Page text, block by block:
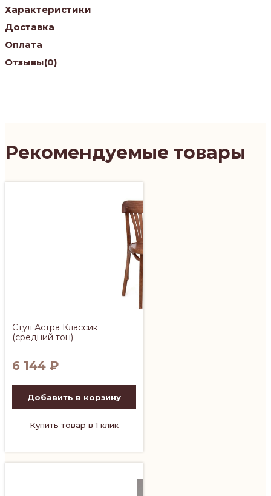
Характеристики
Доставка
Оплата
Отзывы(0)
Рекомендуемые товары
Стул Астра Классик
(средний тон)
6 144 ₽
Добавить в корзину
Купить товар в 1 клик